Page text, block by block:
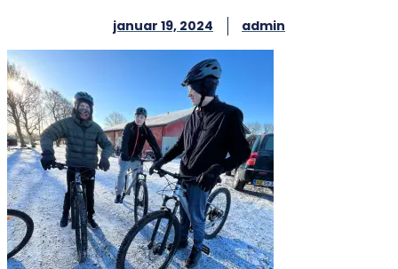
januar 19, 2024 admin